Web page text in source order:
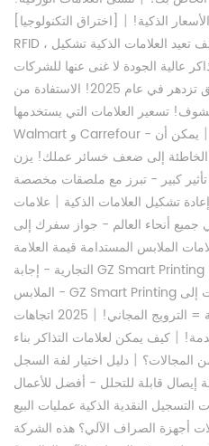
الذكية! | [اختراق التكنولوجيا]
RFID ، مكافحة الفاكهة ، التتبع-كيف تعيد العلامات الذكية تشكيل
عالية الجودة لا غنى عنها للشركات
الملصقات ذاتية اللصق تزدهر في عام 2025! الاستفادة من
تسعير العلامات التي يستخدمها
| يمكن أن
الخاطئة إلى ضعف خسائر عملك! يزن
كبير - تبرز مع ملصقات مخصصة
تشكيل العلامات الذكية | علامات
جميع أنحاء العالم - جواز سفرك إلى
الملابس المستدامة قيمة العلامة
التجارية - إجابة GZ Smart Printing
إلى
الترويج المجاني! |
2025 اتجاهات
| كيف يمكن لعلامات التذاكر بناء
المجالات؟ | دليل اختيار لفة السجل
إيصال قابلة للتحلل - أفضل للأعمال
النقدية الذكية عمليات البيع
أجهزة الصراف الآلي؟ هذه الشركة